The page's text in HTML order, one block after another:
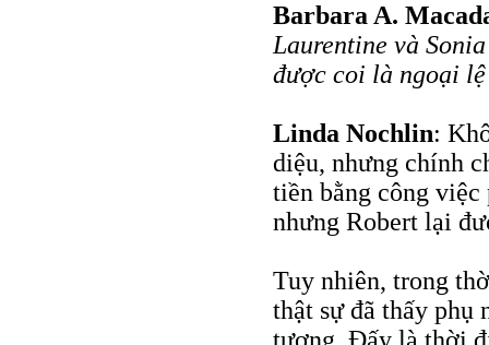
Barbara A.
Laurentine và
được coi là ngoại
Linda Nochlin:
diệu, nhưng chính
tiền bằng công
nhưng Robert lại
Tuy nhiên, trong
thật sự đã thấy phụ